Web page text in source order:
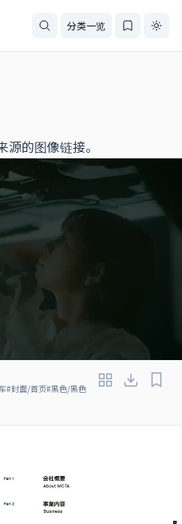
分类一览
的图像链接。
#封面/首页#黑色/黑色